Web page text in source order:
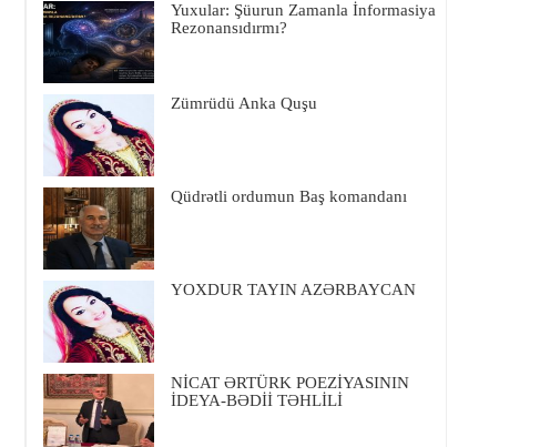
Yuxular: Şüurun Zamanla İnformasiya
Rezonansıdırmı?
Zümrüdü Anka Quşu
Qüdrətli ordumun Baş komandanı
YOXDUR TAYIN AZƏRBAYCAN
NİCAT ƏRTÜRK POEZİYASININ
İDEYA-BƏDİİ TƏHLİLİ